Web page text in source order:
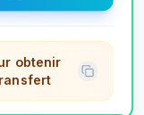
obtenir